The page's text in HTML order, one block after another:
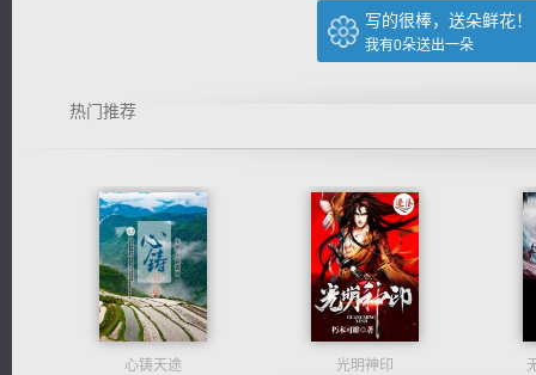
写的很棒，送朵鲜花！
我有0朵送出一朵
热门推荐
心铸天途 光明神印